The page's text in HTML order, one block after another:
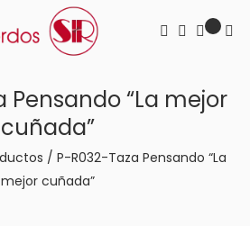
Pensando “La mejor
cuñada”
/ P-R032-Taza Pensando “La
mejor cuñada”